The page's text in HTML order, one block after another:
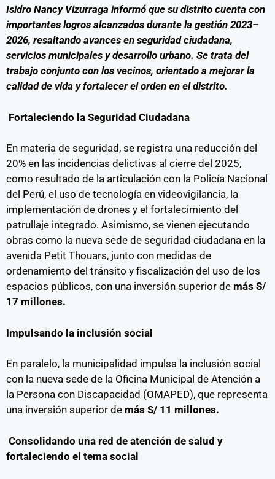
Isidro Nancy Vizurraga informó que su distrito cuenta con
importantes logros alcanzados durante la gestión 2023–
2026, resaltando avances en seguridad ciudadana,
servicios municipales y desarrollo urbano. Se trata del
trabajo conjunto con los vecinos, orientado a mejorar la
calidad de vida y fortalecer el orden en el distrito.
Fortaleciendo la Seguridad Ciudadana
En materia de seguridad, se registra una reducción del
20% en las incidencias delictivas al cierre del 2025,
como resultado de la articulación con la Policía Nacional
del Perú, el uso de tecnología en videovigilancia, la
implementación de drones y el fortalecimiento del
patrullaje integrado. Asimismo, se vienen ejecutando
obras como la nueva sede de seguridad ciudadana en la
avenida Petit Thouars, junto con medidas de
ordenamiento del tránsito y fiscalización del uso de los
espacios públicos, con una inversión superior de más S/
17 millones.
Impulsando la inclusión social
En paralelo, la municipalidad impulsa la inclusión social
con la nueva sede de la Oficina Municipal de Atención a
la Persona con Discapacidad (OMAPED), que representa
una inversión superior de más S/ 11 millones.
Consolidando una red de atención de salud y
fortaleciendo el tema social